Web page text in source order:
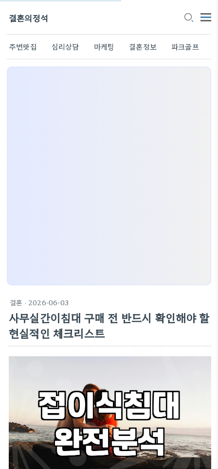
결혼의정석
주변맛집 심리상담 마케팅 결혼정보 파크골프
결혼 · 2026-06-03
사무실간이침대 구매 전 반드시 확인해야 할
현실적인 체크리스트